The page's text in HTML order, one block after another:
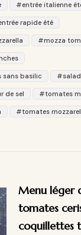
entrée italienne
rapide été
mozza
sans basilic
de sel tomates
tomates
Menu léger
tomates
coquillettes